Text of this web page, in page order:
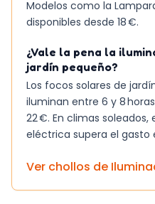
Modelos como la
disponibles desde 18 €.
¿Vale la pena la
jardín pequeño?
Los focos solares de
iluminan entre 6 y 8
22 €. En climas
eléctrica supera el gasto
Ver chollos de